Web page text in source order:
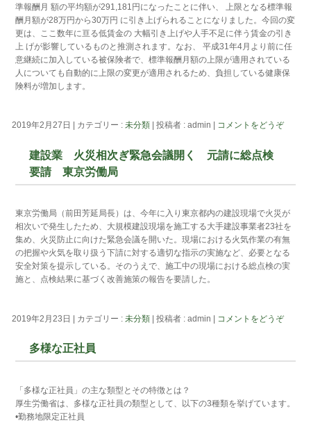
準報酬月 額の平均額が291,181円になったことに伴い、 上限となる標準報
酬月額が28万円から30万円 に引き上げられることになりました。今回の変
更は、ここ数年に亘る低賃金の 大幅引き上げや人手不足に伴う賃金の引き
上 げが影響しているものと推測されます。なお、 平成31年4月より前に任
意継続に加入している被保険者で、標準報酬月額の上限が適用されている
人についても自動的に上限の変更が適用されるため、負担している健康保
険料が増加します。
2019年2月27日 カテゴリー :未分類 |投稿者 : admin コメントをどうぞ
建設業 火災相次ぎ緊急会議開く 元請に総点検
要請 東京労働局
東京労働局（前田芳延局長）は、今年に入り東京都内の建設現場で火災が
相次いで発生したため、大規模建設現場を施工する大手建設事業者23社を
集め、火災防止に向けた緊急会議を開いた。現場における火気作業の有無
の把握や火気を取り扱う下請に対する適切な指示の実施など、必要となる
安全対策を提示している。そのうえで、施工中の現場における総点検の実
施と、点検結果に基づく改善施策の報告を要請した。
2019年2月23日 カテゴリー :未分類 |投稿者 : admin コメントをどうぞ
多様な正社員
「多様な正社員」の主な類型とその特徴とは？
厚生労働省は、多様な正社員の類型として、以下の3種類を挙げています。
•勤務地限定正社員